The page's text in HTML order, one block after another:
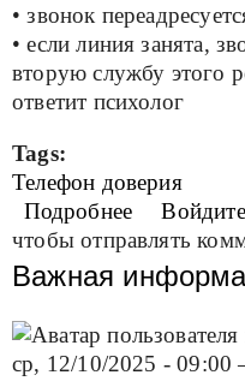
• звонок
• если линия занята,
вторую службу этого
ответит психолог
Tags:
Телефон доверия
Подробнее о Телефон
Войдите
чтобы отправлять
Важная
ср, 12/10/2025 - 09:00